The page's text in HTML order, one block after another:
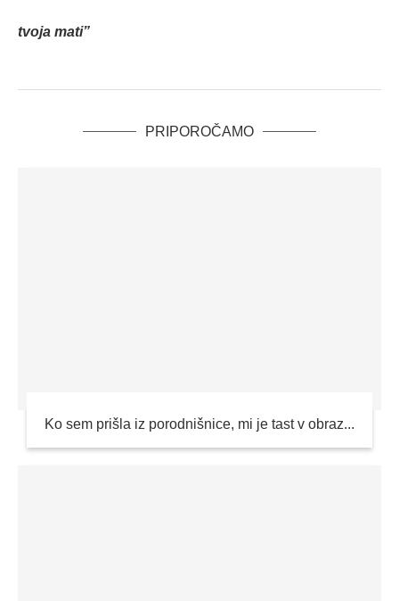
tvoja mati”
PRIPOROČAMO
Ko sem prišla iz porodnišnice, mi je tast v obraz...